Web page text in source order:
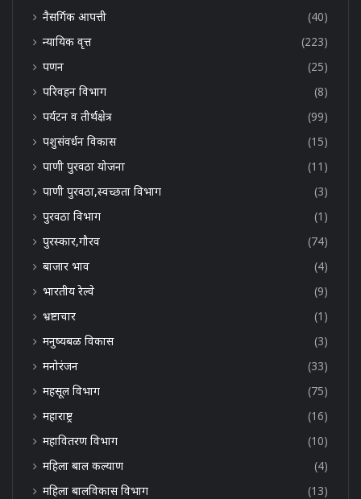
नैसर्गिक आपत्ती
(40)
न्यायिक वृत्त
(223)
पणन
(25)
परिवहन विभाग
(8)
पर्यटन व तीर्थक्षेत्र
(99)
पशुसंवर्धन विकास
(15)
पाणी पुरवठा योजना
(11)
पाणी पुरवठा,स्वच्छता विभाग
(3)
पुरवठा विभाग
(1)
पुरस्कार,गौरव
(74)
बाजार भाव
(4)
भारतीय रेल्वे
(9)
भ्रष्टाचार
(1)
मनुष्यबळ विकास
(3)
मनोरंजन
(33)
महसूल विभाग
(75)
महाराष्ट्र
(16)
महावितरण विभाग
(10)
महिला बाल कल्याण
(4)
महिला बालविकास विभाग
(13)